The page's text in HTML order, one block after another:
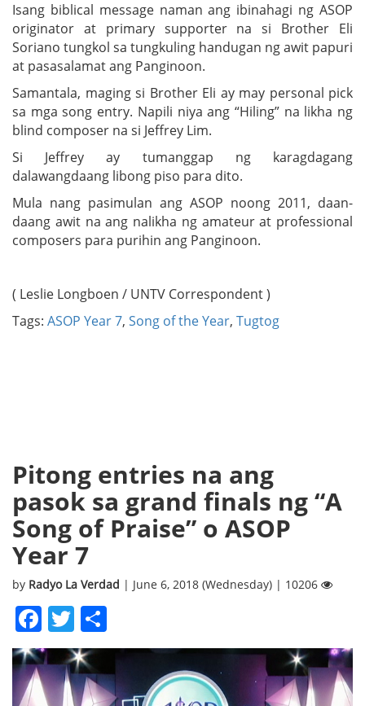
Isang biblical message naman ang ibinahagi ng ASOP
originator at primary supporter na si Brother Eli
Soriano tungkol sa tungkuling handugan ng awit papuri
at pasasalamat ang Panginoon.
Samantala, maging si Brother Eli ay may personal pick
sa mga song entry. Napili niya ang “Hiling” na likha ng
blind composer na si Jeffrey Lim.
Si Jeffrey ay tumanggap ng karagdagang
dalawangdaang libong piso para dito.
Mula nang pasimulan ang ASOP noong 2011, daan-
daang awit na ang nalikha ng amateur at professional
composers para purihin ang Panginoon.
( Leslie Longboen / UNTV Correspondent )
Tags: ASOP Year 7, Song of the Year, Tugtog
Pitong entries na ang
pasok sa grand finals ng “A
Song of Praise” o ASOP
Year 7
by Radyo La Verdad | June 6, 2018 (Wednesday) | 10206
Facebook
Twitter